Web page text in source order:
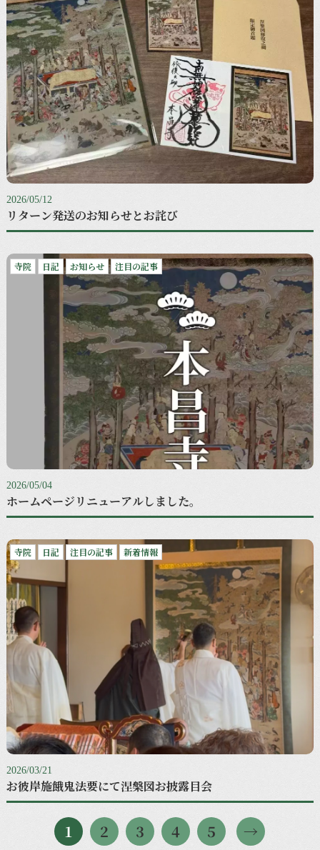
2026/05/12
リターン発送のお知らせとお詫び
寺院 日記 お知らせ 注目の記事
2026/05/04
ホームページリニューアルしました。
寺院 日記 注目の記事 新着情報
2026/03/21
お彼岸施餓鬼法要にて涅槃図お披露目会
1 2 3 4 5